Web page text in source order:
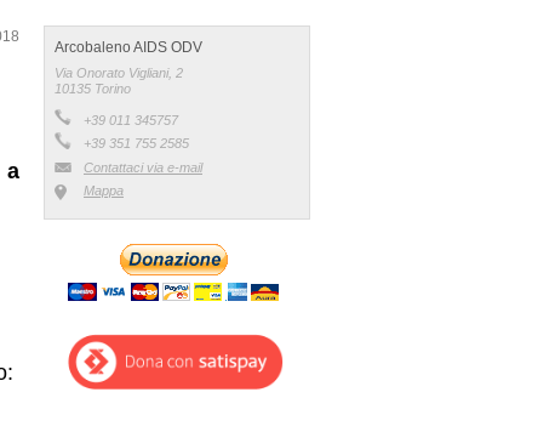
a
Arcobaleno AIDS ODV
Via Onorato Vigliani, 2
10135 Torino
+39 011 345757
+39 351 755 2585
Contattaci via e-mail
Mappa